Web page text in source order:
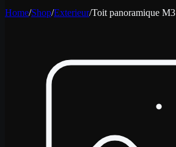
Home/Shop/Exterieur/Toit panoramique M3